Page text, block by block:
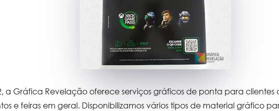
a Gráfica Revelação oferece serviços gráficos de ponta para clientes
e feiras em geral. Disponibilizamos vários tipos de material gráfico